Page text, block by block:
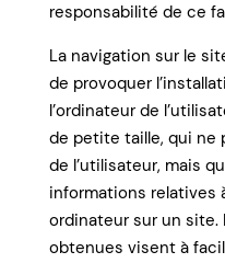
responsabilité de ce
La navigation sur le
de provoquer
l’ordinateur de
de petite taille, qui ne
de l’utilisateur, mais
informations relatives
ordinateur sur un site.
obtenues visent à